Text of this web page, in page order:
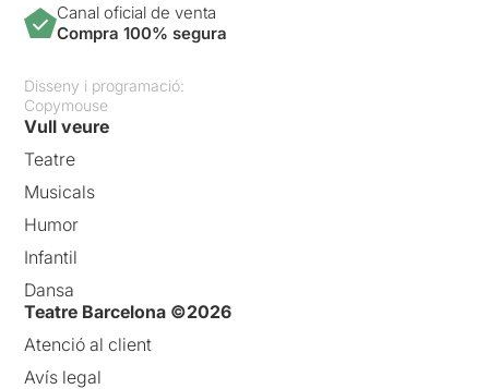
Canal oficial de venta
Compra 100% segura
Disseny i programació:
Copymouse
Vull veure
Teatre
Musicals
Humor
Infantil
Dansa
Teatre Barcelona ©2026
Atenció al client
Avís legal